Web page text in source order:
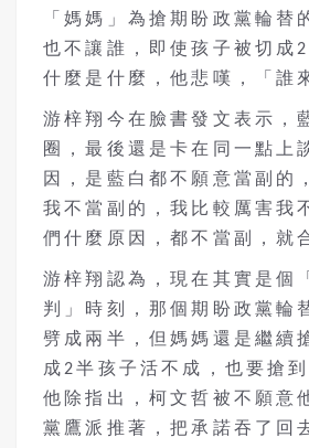
「媽媽」為搶期盼政黨輪替
也不讓誰，即使孩子被切成
什麼是什麼，他悲嘆，「誰
游梓翔今在臉書發文表示，
圈，最後還是卡在同一點上
因，是藍白都不願意當副的
我不當副的，我比較厲害我
們什麼原因，都不當副，就
游梓翔認為，現在其實是個
判」時刻，那個期盼政黨輪
劈成兩半，但媽媽還是繼續
成2半孩子活不成，也要搶
他除指出，柯文哲被不願意
黨鷹派推著，把承諾吞了回